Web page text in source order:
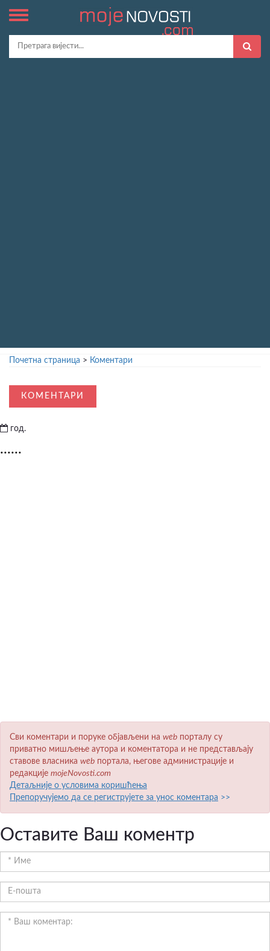
Почетна страница > Коментари
КОМЕНТАРИ
год.
......
Сви коментари и поруке објављени на wеb порталу су
приватно мишљење аутора и коментатора и не представљају
ставове власника wеb портала, његове администрације и
редакције mojeNovosti.com
Детаљније о условима коришћења
Препоручујемо да се региструјете за унос коментара >>
Оставите Ваш коментр